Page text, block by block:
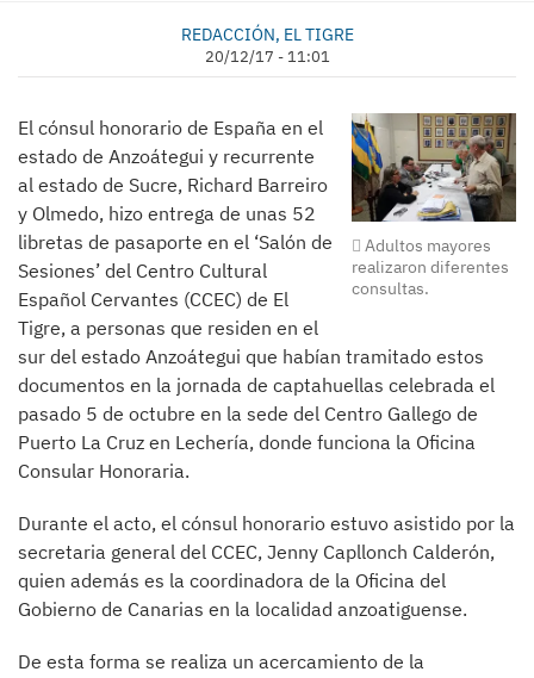
REDACCIÓN, EL TIGRE
20/12/17 - 11:01
Adultos mayores
realizaron diferentes
consultas.
El cónsul honorario de España en el
estado de Anzoátegui y recurrente
al estado de Sucre, Richard Barreiro
y Olmedo, hizo entrega de unas 52
libretas de pasaporte en el ‘Salón de
Sesiones’ del Centro Cultural
Español Cervantes (CCEC) de El
Tigre, a personas que residen en el
sur del estado Anzoátegui que habían tramitado estos
documentos en la jornada de captahuellas celebrada el
pasado 5 de octubre en la sede del Centro Gallego de
Puerto La Cruz en Lechería, donde funciona la Oficina
Consular Honoraria.
Durante el acto, el cónsul honorario estuvo asistido por la
secretaria general del CCEC, Jenny Capllonch Calderón,
quien además es la coordinadora de la Oficina del
Gobierno de Canarias en la localidad anzoatiguense.
De esta forma se realiza un acercamiento de la